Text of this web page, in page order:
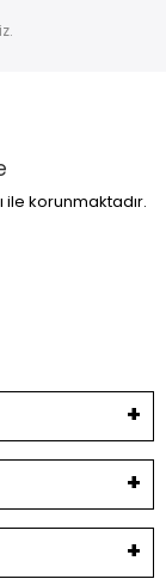
ile korunmaktadır.